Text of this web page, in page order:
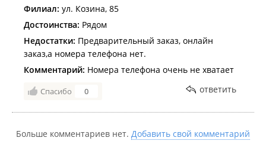
Филиал: ул. Козина, 85
Достоинства: Рядом
Недостатки: Предварительный заказ, онлайн
заказ,а номера телефона нет.
Комментарий: Номера телефона очень не хватает
Спасибо 0 ответить
Больше комментариев нет. Добавить свой комментарий